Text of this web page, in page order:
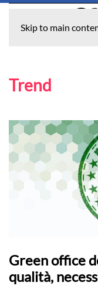
Skip to main
Trend
Green office
qualità,